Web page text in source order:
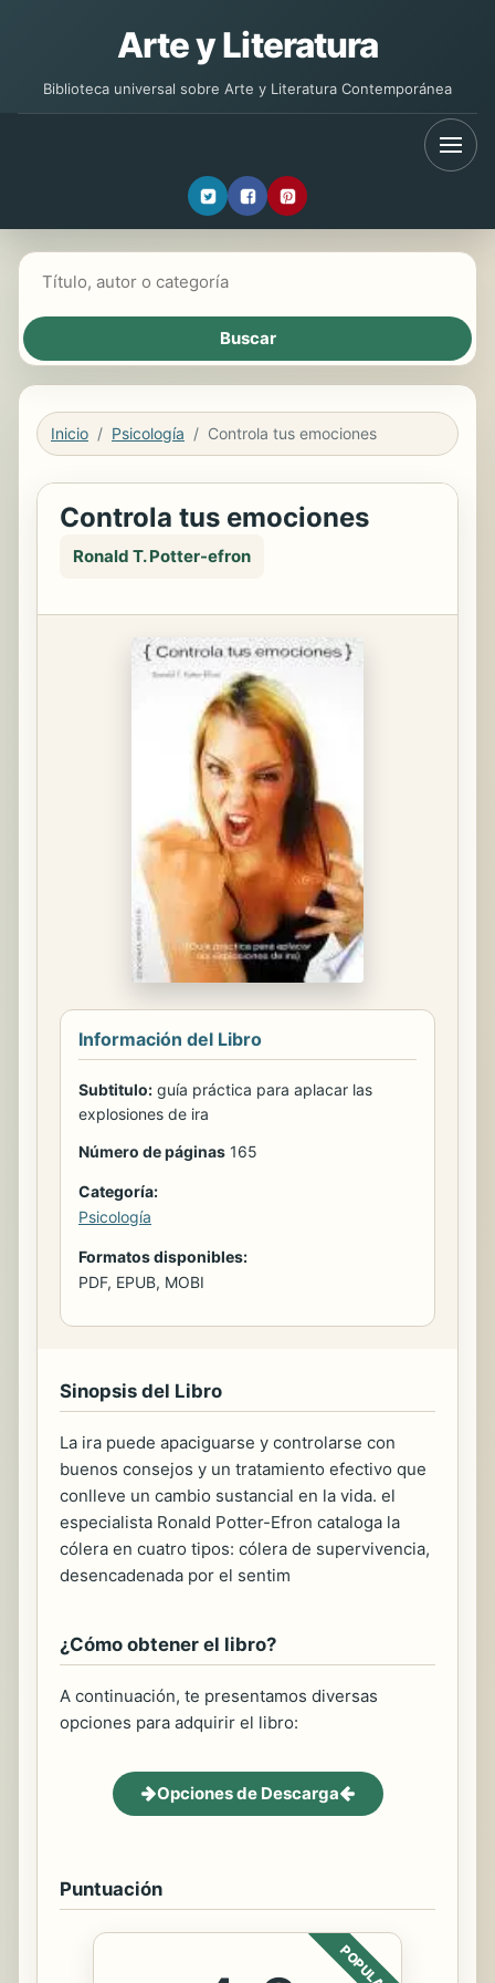
Arte y Literatura
Biblioteca universal sobre Arte y Literatura Contemporánea
Inicio Psicología Controla tus emociones
Controla tus emociones
Ronald T. Potter-efron
Información del Libro
Subtitulo: guía práctica para aplacar las
explosiones de ira
Número de páginas 165
Categoría:
Psicología
Formatos disponibles:
PDF, EPUB, MOBI
Sinopsis del Libro
La ira puede apaciguarse y controlarse con
buenos consejos y un tratamiento efectivo que
conlleve un cambio sustancial en la vida. el
especialista Ronald Potter-Efron cataloga la
cólera en cuatro tipos: cólera de supervivencia,
desencadenada por el sentim
¿Cómo obtener el libro?
A continuación, te presentamos diversas
opciones para adquirir el libro:
Opciones de Descarga
Puntuación
POPULAR